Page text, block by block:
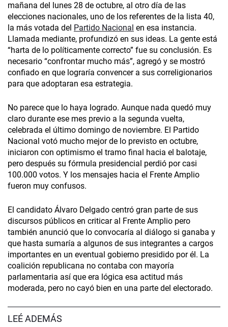
mañana del lunes 28 de octubre, al otro día de las
elecciones nacionales, uno de los referentes de la lista 40,
la más votada del Partido Nacional en esa instancia.
Llamada mediante, profundizó en sus ideas. La gente está
“harta de lo políticamente correcto” fue su conclusión. Es
necesario “confrontar mucho más”, agregó y se mostró
confiado en que lograría convencer a sus correligionarios
para que adoptaran esa estrategia.
No parece que lo haya logrado. Aunque nada quedó muy
claro durante ese mes previo a la segunda vuelta,
celebrada el último domingo de noviembre. El Partido
Nacional votó mucho mejor de lo previsto en octubre,
iniciaron con optimismo el tramo final hacia el balotaje,
pero después su fórmula presidencial perdió por casi
100.000 votos. Y los mensajes hacia el Frente Amplio
fueron muy confusos.
El candidato Álvaro Delgado centró gran parte de sus
discursos públicos en criticar al Frente Amplio pero
también anunció que lo convocaría al diálogo si ganaba y
que hasta sumaría a algunos de sus integrantes a cargos
importantes en un eventual gobierno presidido por él. La
coalición republicana no contaba con mayoría
parlamentaria así que era lógica esa actitud más
moderada, pero no cayó bien en una parte del electorado.
LEÉ ADEMÁS